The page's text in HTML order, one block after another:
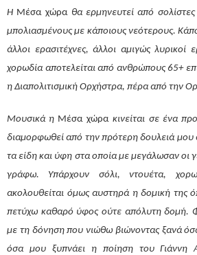
Η Μέσα χώρα θα ερμηνευτεί από
μπολιασμένους με κάποιους νεότερους.
άλλοι ερασιτέχνες, άλλοι αμιγώς λυρικοί
χορωδία αποτελείται από ανθρώπους 65+
η Διαπολιτισμική Ορχήστρα, πέρα από την
Μουσικά η Μέσα χώρα κινείται σε ένα
διαμορφωθεί από την πρότερη δουλειά μου
τα είδη και ύφη στα οποία με μεγάλωσαν οι
γράφω. Υπάρχουν σόλι, ντουέτα,
ακολουθείται όμως αυστηρά η δομική της
πετύχω καθαρό ύφος ούτε απόλυτη δομή.
με τη δόνηση που νιώθω βιώνοντας ξανά
όσα μου ξυπνάει η ποίηση του Γιάννη